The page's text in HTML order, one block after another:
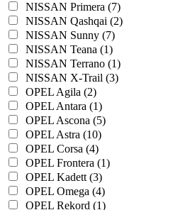
NISSAN Primera (7)
NISSAN Qashqai (2)
NISSAN Sunny (7)
NISSAN Teana (1)
NISSAN Terrano (1)
NISSAN X-Trail (3)
OPEL Agila (2)
OPEL Antara (1)
OPEL Ascona (5)
OPEL Astra (10)
OPEL Corsa (4)
OPEL Frontera (1)
OPEL Kadett (3)
OPEL Omega (4)
OPEL Rekord (1)